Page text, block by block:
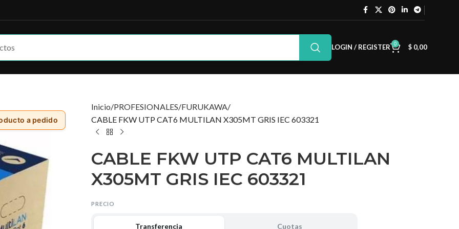
LOGIN / REGISTER 0 $0,00
a pedido
Inicio PROFESIONALES FURUKAWA
CABLE FKW UTP CAT6 MULTILAN X305MT GRIS IEC 603321
CABLE FKW UTP CAT6 MULTILAN
X305MT GRIS IEC 603321
PRECIO
Transferencia Cuotas